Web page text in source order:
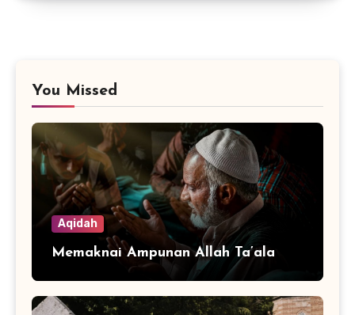
You Missed
Aqidah
Memaknai Ampunan Allah Ta’ala